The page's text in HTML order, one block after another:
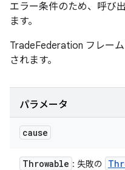
エラー条件のため、呼び
ます。
TradeFederation フレー
されます。
パラメータ
cause
Throwable : 失敗の